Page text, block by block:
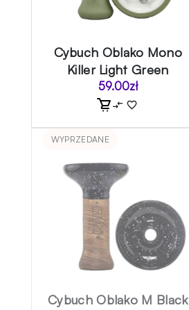
Cybuch Oblako Mono
Killer Light Green
59.00zł
WYPRZEDANE
Cybuch Oblako M Black